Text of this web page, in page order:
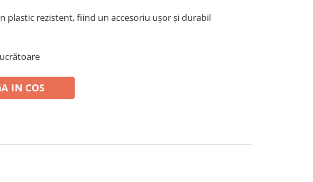
plastic rezistent, fiind un accesoriu ușor și durabil
IN COS